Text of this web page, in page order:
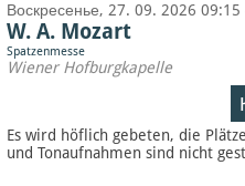
Воскресенье, 27. 09. 2026 09:15
W. A. Mozart
Spatzenmesse
Wiener Hofburgkapelle
Es wird höflich gebeten, die
und Tonaufnahmen sind nicht